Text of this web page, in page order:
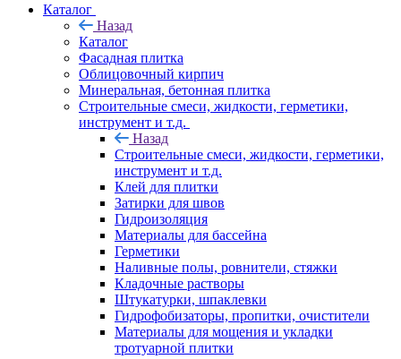
Каталог
Назад
Каталог
Фасадная плитка
Облицовочный кирпич
Минеральная, бетонная плитка
Строительные смеси, жидкости, герметики,
инструмент и т.д.
Назад
Строительные смеси, жидкости, герметики,
инструмент и т.д.
Клей для плитки
Затирки для швов
Гидроизоляция
Материалы для бассейна
Герметики
Наливные полы, ровнители, стяжки
Кладочные растворы
Штукатурки, шпаклевки
Гидрофобизаторы, пропитки, очистители
Материалы для мощения и укладки
тротуарной плитки